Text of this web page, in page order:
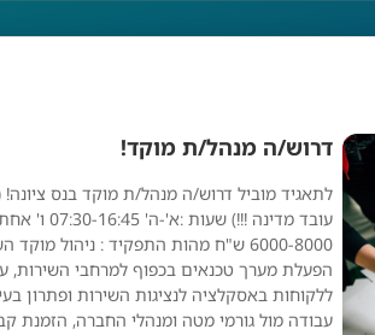
דרוש/ה מנהל/ת מוקד!
לתאגיד מוביל דרוש/ה מנהל/ת מוקד בנס
עובד מדינה !!!)
6000-8000 ש"ח מהות התפקיד : ניהול
הפעלת מערך טכנאים בכפוף למרחבי השירות,
ללקוחות באסקלציה לנציגות השירות ופתרון
עבודה מול גורמי מטה ומנהלי החברה, הזמנת
מנהל/ת